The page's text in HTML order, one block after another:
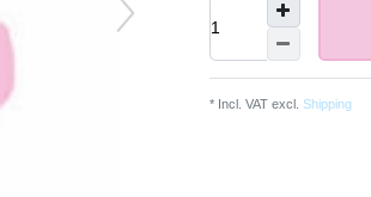
* Incl. VAT excl. Shipping